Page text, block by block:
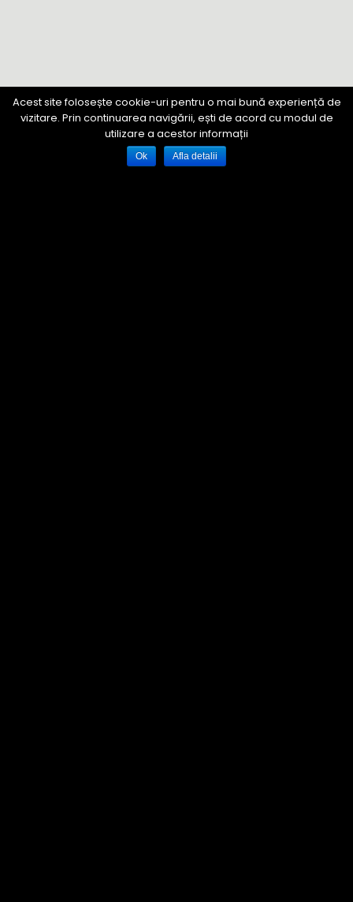
Acest site folosește cookie-uri pentru o mai bună experiență de
vizitare. Prin continuarea navigării, ești de acord cu modul de
utilizare a acestor informații
Ok Afla detalii